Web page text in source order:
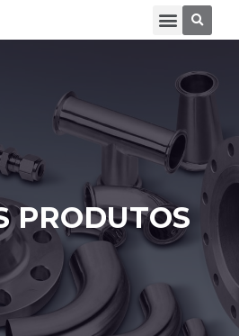
PRODUTOS